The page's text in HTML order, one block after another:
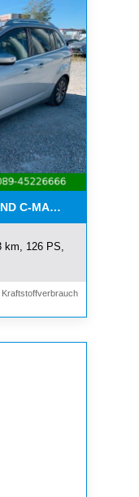
C-MAX TITANIUM*7-
km, 126 PS,